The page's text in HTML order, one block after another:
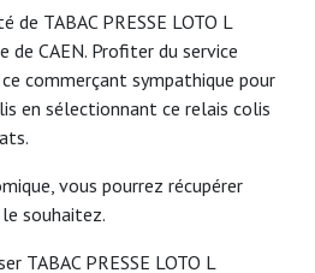
de TABAC PRESSE LOTO L
de CAEN. Profiter du service
commerçant sympathique pour
en sélectionnant ce relais colis
vous pourrez récupérer
souhaitez.
TABAC PRESSE LOTO L